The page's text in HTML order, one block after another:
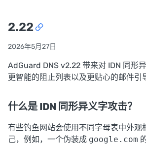
2.22
2026年5月27日
AdGuard DNS v2.22 带来对 IDN 同形
更智能的阻止列表以及更贴心的邮件引
什么是 IDN 同形异义字攻击？
有些钓鱼网站会使用不同字母表中外观
己，例如，一个伪装成 google.com